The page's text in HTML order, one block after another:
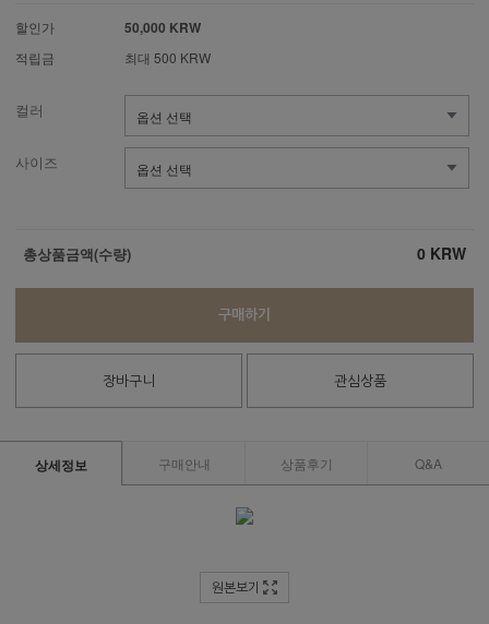
할인가 50,000 KRW
적립금 최대 500 KRW
컬러
사이즈
총상품금액(수량) 0 KRW
구매하기
장바구니 관심상품
상세정보 구매안내 상품후기 Q&A
원본보기